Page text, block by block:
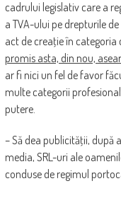
cadrului legislativ care a
a TVA-ului pe drepturile
act de creaţie în
promis asta, din nou,
ar fi nici un fel de favor
multe categorii
putere.
– Să dea publicităţii, după
media, SRL-uri ale
conduse de regimul